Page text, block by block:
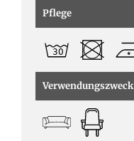
Pflege
Verwendungszweck